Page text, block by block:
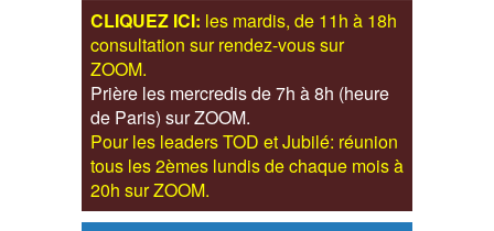
CLIQUEZ ICI: les mardis, de 11h à 18h
consultation sur rendez-vous sur
ZOOM.
Prière les mercredis de 7h à 8h (heure
de Paris) sur ZOOM.
Pour les leaders TOD et Jubilé: réunion
tous les 2èmes lundis de chaque mois à
20h sur ZOOM.